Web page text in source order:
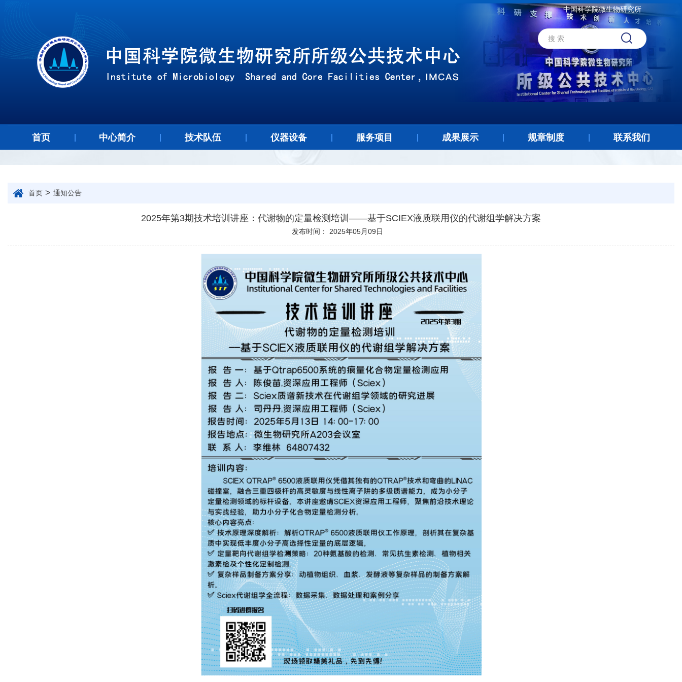
中国科学院微生物研究所
首页 中心简介 技术队伍 仪器设备 服务项目 成果展示 规章制度 联系我们
首页 > 通知公告
2025年第3期技术培训讲座：代谢物的定量检测培训——基于SCIEX液质联用仪的代谢组学解决方案
发布时间： 2025年05月09日